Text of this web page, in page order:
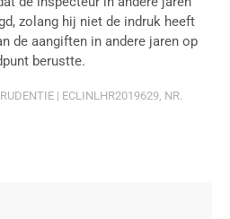
zolang hij niet de indruk heeft
de aangiften in andere jaren op
berustte.
| ECLINLHR2019629, NR.